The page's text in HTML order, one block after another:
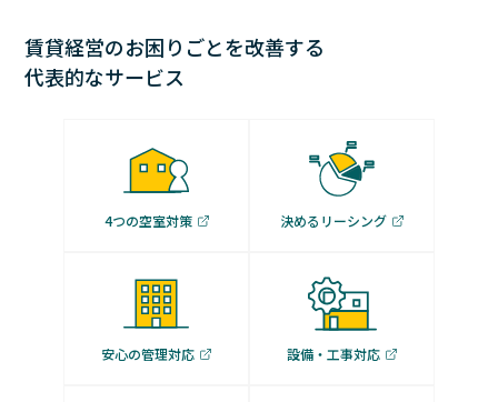
賃貸経営のお困りごとを改善する
代表的なサービス
4つの空室対策 決めるリーシング
安心の管理対応 設備・工事対応